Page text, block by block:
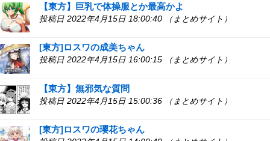
【東方】巨乳で体操服とか最高かよ
投稿日 2022年4月15日 18:00:40 （まとめサイト）
[東方]ロスワの成美ちゃん
投稿日 2022年4月15日 16:00:15 （まとめサイト）
【東方】無邪気な質問
投稿日 2022年4月15日 15:00:36 （まとめサイト）
[東方]ロスワの瓔花ちゃん